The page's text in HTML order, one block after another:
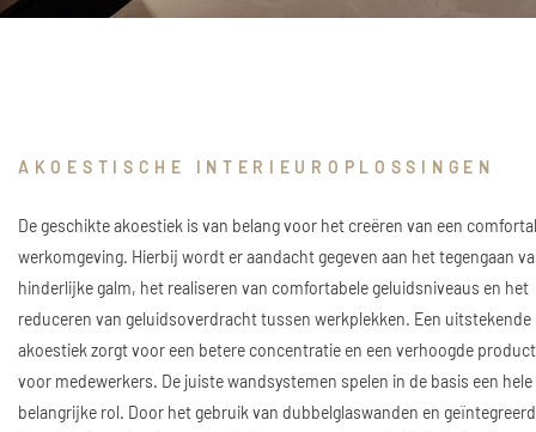
AKOESTISCHE INTERIEUROPLOSSINGEN
De geschikte akoestiek is van belang voor het creëren van een
werkomgeving. Hierbij wordt er aandacht gegeven aan het tegengaan
hinderlijke galm, het realiseren van comfortabele geluidsniveaus en het
reduceren van geluidsoverdracht tussen werkplekken. Een uitstekende
akoestiek zorgt voor een betere concentratie en een verhoogde
voor medewerkers. De juiste wandsystemen spelen in de basis een hele
belangrijke rol. Door het gebruik van dubbelglaswanden en